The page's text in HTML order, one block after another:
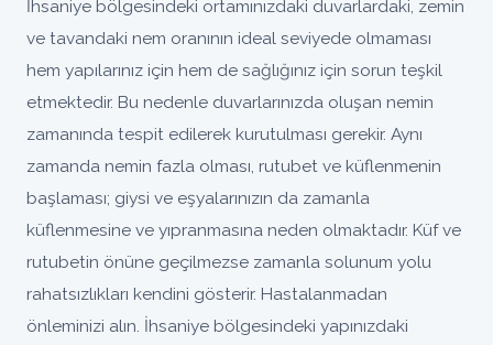
İhsaniye bölgesindeki ortamınızdaki duvarlardaki, zemin
ve tavandaki nem oranının ideal seviyede olmaması
hem yapılarınız için hem de sağlığınız için sorun teşkil
etmektedir. Bu nedenle duvarlarınızda oluşan nemin
zamanında tespit edilerek kurutulması gerekir. Aynı
zamanda nemin fazla olması, rutubet ve küflenmenin
başlaması; giysi ve eşyalarınızın da zamanla
küflenmesine ve yıpranmasına neden olmaktadır. Küf ve
rutubetin önüne geçilmezse zamanla solunum yolu
rahatsızlıkları kendini gösterir. Hastalanmadan
önleminizi alın. İhsaniye bölgesindeki yapınızdaki